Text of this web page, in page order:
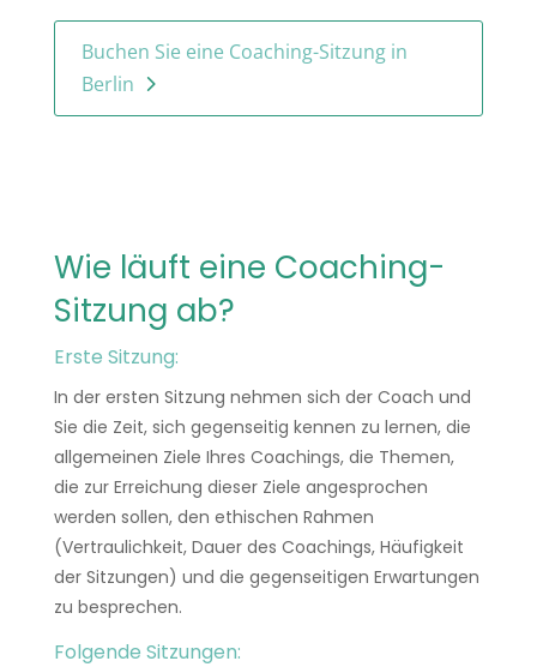
Buchen Sie eine Coaching-Sitzung in
Berlin
Wie läuft eine Coaching-
Sitzung ab?
Erste Sitzung:
In der ersten Sitzung nehmen sich der Coach und
Sie die Zeit, sich gegenseitig kennen zu lernen, die
allgemeinen Ziele Ihres Coachings, die Themen,
die zur Erreichung dieser Ziele angesprochen
werden sollen, den ethischen Rahmen
(Vertraulichkeit, Dauer des Coachings, Häufigkeit
der Sitzungen) und die gegenseitigen Erwartungen
zu besprechen.
Folgende Sitzungen: